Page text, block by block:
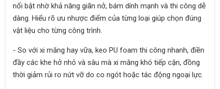
nổi bật nhờ khả năng giãn nở, bám dính mạnh và thi công dễ
dàng. Hiểu rõ ưu nhược điểm của từng loại giúp chọn đúng
vật liệu cho từng công trình.
- So với xi măng hay vữa, keo PU foam thi công nhanh, điền
đầy các khe hở nhỏ và sâu mà xi măng khó tiếp cận, đồng
thời giảm rủi ro nứt vỡ do co ngót hoặc tác động ngoại lực.